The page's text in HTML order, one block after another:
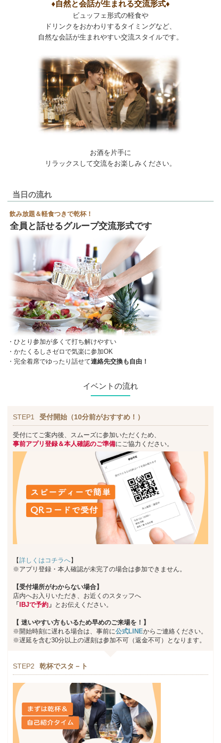
♦自然と会話が生まれる交流形式♦
ビュッフェ形式の軽食や
ドリンクをおかわりするタイミングなど、
自然な会話が生まれやすい交流スタイルです。
お酒を片手に
リラックスして交流をお楽しみください。
当日の流れ
飲み放題＆軽食つきで乾杯！
全員と話せるグループ交流形式です
・ひとり参加が多くて打ち解けやすい
・かたくるしさゼロで気楽に参加OK
・完全着席でゆったり話せて連絡先交換も自由！
イベントの流れ
STEP1 受付開始（10分前がおすすめ！）
受付にてご案内後、スムーズに参加いただくため、
事前アプリ登録＆本人確認のご準備にご協力ください。
【詳しくはコチラへ】
※アプリ登録・本人確認が未完了の場合は参加できません。
【受付場所がわからない場合】
店内へお入りいただき、お近くのスタッフへ
「
IBJで予約 」 とお伝えください。
【 迷いやすい方もいるため早めのご来場を！】
※開始時刻に遅れる場合は、事前に公式LINEからご連絡ください。
※遅延を含む30分以上の遅刻は参加不可（返金不可）となります。
STEP2 乾杯でスタ－ト